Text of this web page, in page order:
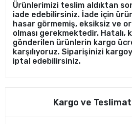
Ürünlerimizi teslim aldıktan
iade edebilirsiniz. İade için
hasar görmemiş, eksiksiz ve
olması gerekmektedir. Hatalı,
gönderilen ürünlerin kargo
karşılıyoruz. Siparişinizi
iptal edebilirsiniz.
Kargo ve